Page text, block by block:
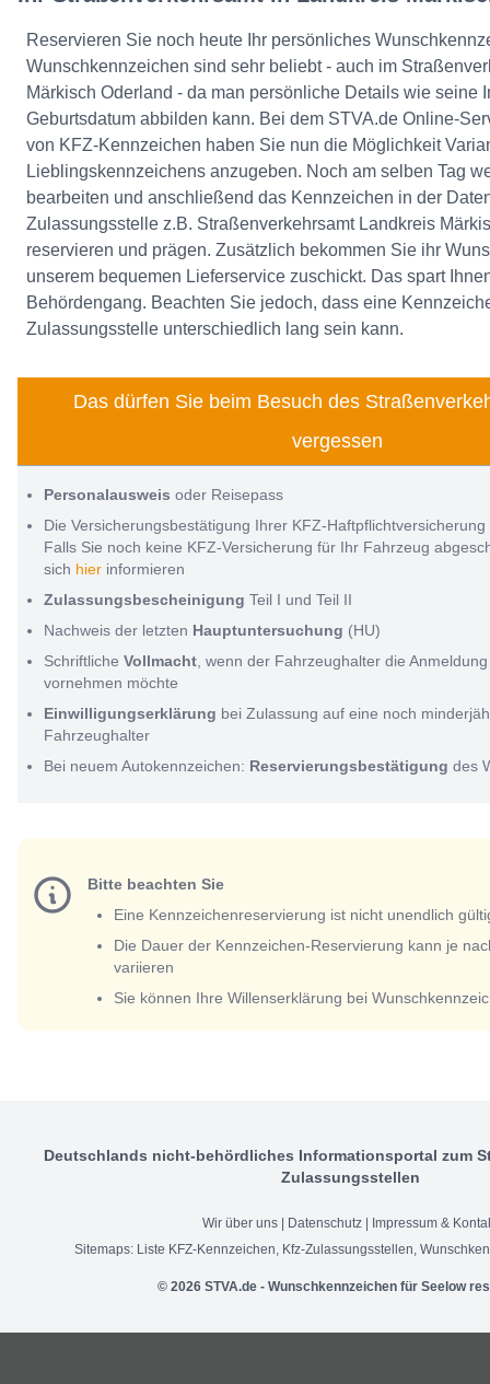
Reservieren Sie noch heute Ihr persönliches
Wunschkennzeichen sind sehr beliebt - auch im
Märkisch Oderland - da man persönliche Details wie seine
Geburtsdatum abbilden kann. Bei dem STVA.de Online-
von KFZ-Kennzeichen haben Sie nun die Möglichkeit
Lieblingskennzeichens anzugeben. Noch am selben Tag
bearbeiten und anschließend das Kennzeichen in der
Zulassungsstelle z.B. Straßenverkehrsamt Landkreis
reservieren und prägen. Zusätzlich bekommen Sie ihr
unserem bequemen Lieferservice zuschickt. Das spart
Behördengang. Beachten Sie jedoch, dass eine
Zulassungsstelle unterschiedlich lang sein kann.
Das dürfen Sie beim Besuch des
vergessen
Personalausweis oder Reisepass
Die Versicherungsbestätigung Ihrer KFZ-
Falls Sie noch keine KFZ-Versicherung für Ihr Fahrzeug
sich hier informieren
Zulassungsbescheinigung Teil I und Teil II
Nachweis der letzten Hauptuntersuchung (HU)
Schriftliche Vollmacht , wenn der Fahrzeughalter die
vornehmen möchte
Einwilligungserklärung bei Zulassung auf eine noch
Fahrzeughalter
Bei neuem Autokennzeichen: Reservierungsbestätigung des
Bitte beachten Sie
Eine Kennzeichenreservierung ist nicht unendlich
Die Dauer der Kennzeichen-Reservierung kann je
variieren
Sie können Ihre Willenserklärung bei
Deutschlands nicht-behördliches Informationsportal zum
Zulassungsstellen
Wir über uns Datenschutz
Impressum &
Sitemaps: Liste KFZ-Kennzeichen, Kfz-Zulassungsstellen,
© 2026 STVA.de - Wunschkennzeichen für Seelow